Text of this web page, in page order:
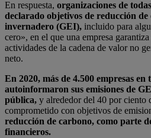
En respuesta, organizaciones de
declarado objetivos de reducción de
invernadero (GEI), incluido para
cero», en el que una empresa
actividades de la cadena de valor no
neto.
En 2020, más de 4.500 empresas en
autoinformaron sus emisiones de
pública, y alrededor del 40 por ciento
comprometido con objetivos de
reducción de carbono, como parte
financieros.